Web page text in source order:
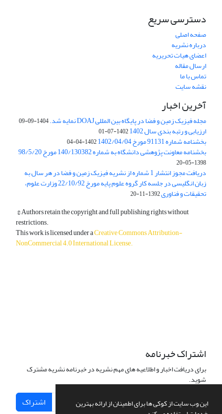
این وب سایت از کوکی ها برای اطمینان از ارائه بهترین
دسترسی سریع
صفحه اصلی
درباره نشریه
اعضای هیات تحریریه
ارسال مقاله
تماس با ما
نقشه سایت
آخرین اخبار
مجله فیزیک زمین و فضا در پایگاه بین المللی DOAJ نمایه شد. 1404-09-09
ارزیابی و رتبه بندی سال 1402 1402-07-01
بخشنامه شماره 91131 مورخ 1402/04/04 1402-04-04
بخشنامه معاونت پژوهشی دانشگاه به شماره 140/130382 مورخ 98/5/20
1398-05-20
دریافت مجوز انتشار 1 شماره از نشریه فیزیک زمین و فضا در هر سال به
زبان انگلیسی در جلسه کار گروه علوم پایه مورخ 22/10/92 وزارت علوم،
تحقیقات و فناوری1392-11-20
© Authors retain the copyright and full publishing rights without
restrictions.
This work is licensed under aCreative Commons Attribution-
NonCommercial 4.0 International License.
اشتراک خبرنامه
برای دریافت اخبار و اطلاعیه های مهم نشریه در خبرنامه نشریه مشترک
شوید.
اشتراک